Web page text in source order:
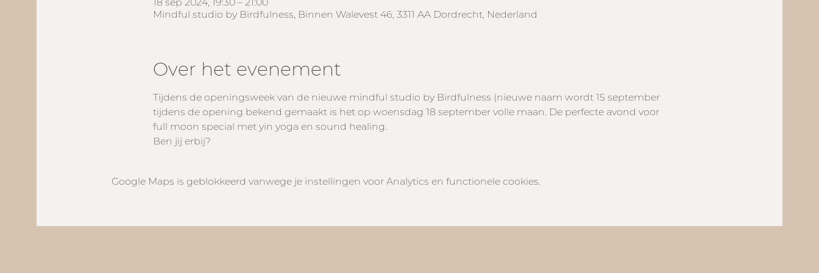
Mindful studio by Birdfulness, Binnen Walevest 46, 3311 AA Dordrecht, Nederland
Over het evenement
Tijdens de openingsweek van de nieuwe mindful studio by Birdfulness (nieuwe naam wordt 15 september
tijdens de opening bekend gemaakt is het op woensdag 18 september volle maan. De perfecte avond voor
full moon special met yin yoga en sound healing.
Ben jij erbij?
Google Maps is geblokkeerd vanwege je instellingen voor Analytics en functionele cookies.